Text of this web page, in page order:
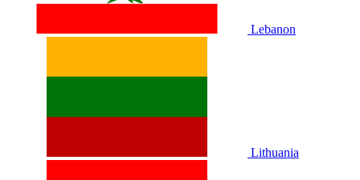
Lebanon
Lithuania